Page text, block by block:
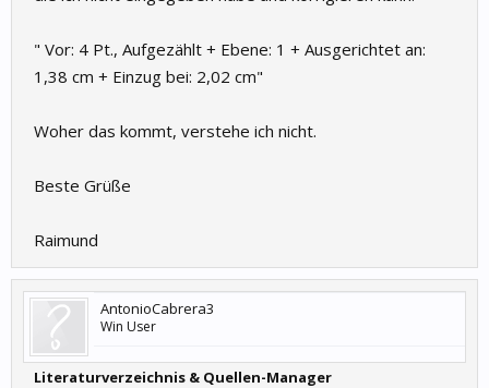
" Vor: 4 Pt., Aufgezählt + Ebene: 1 + Ausgerichtet an:
1,38 cm + Einzug bei: 2,02 cm"
Woher das kommt, verstehe ich nicht.
Beste Grüße
Raimund
AntonioCabrera3
Win User
Literaturverzeichnis & Quellen-Manager